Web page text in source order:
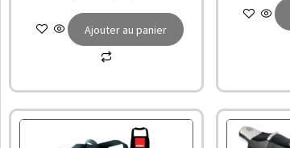
Ajouter au panier